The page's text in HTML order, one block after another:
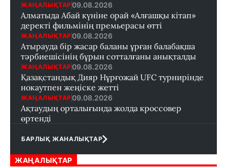
ЖАҢАЛЫҚТАР 09.08.2026
Алматыда Абай күніне орай «Алғашқы кітап»
деректі фильмінің премьерасы өтті
ЖАҢАЛЫҚТАР 09.08.2026
Атырауда бір жасар баланы ұрған балабақша
тәрбиешісінің бұрын сотталғаны анықталды
ЖАҢАЛЫҚТАР 09.08.2026
Қазақстандық Дияр Нұрғожай UFC турнирінде
нокаутпен жеңіске жетті
ЖАҢАЛЫҚТАР 09.08.2026
Ақтаудың орталығында жолда кроссовер
өртенді
БАРЛЫҚ ЖАНАЛЫҚТАР
ЖАҢАЛЫҚТАР